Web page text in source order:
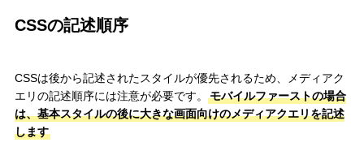
CSSの記述順序
CSSは後から記述されたスタイルが優先されるため、メディアク
エリの記述順序には注意が必要です。
モバイルファーストの場合
は、基本スタイルの後に大きな画面向けのメディアクエリを記述
します